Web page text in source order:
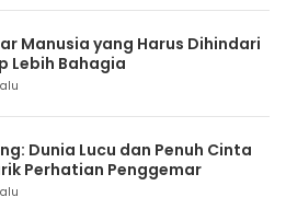
Manusia yang Harus Dihindari
Lebih Bahagia
Dunia Lucu dan Penuh Cinta
Perhatian Penggemar